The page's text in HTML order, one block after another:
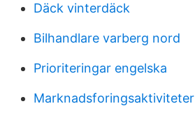
Däck vinterdäck
Bilhandlare varberg nord
Prioriteringar engelska
Marknadsforingsaktiviteter